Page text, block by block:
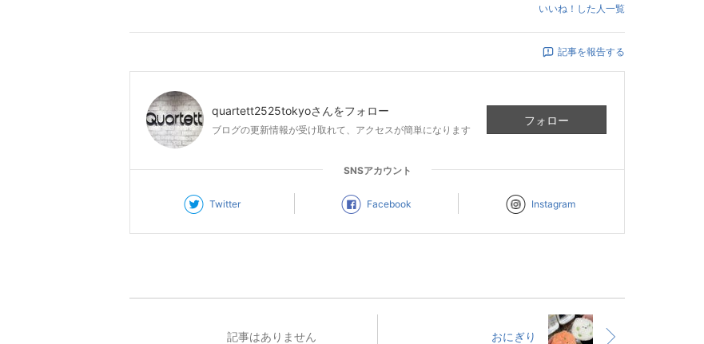
いいね！した人一覧
記事を報告する
quartett2525tokyoさんをフォロー
ブログの更新情報が受け取れて、アクセスが簡単になります
フォロー
SNSアカウント
Twitter Facebook Instagram
記事はありません おにぎり